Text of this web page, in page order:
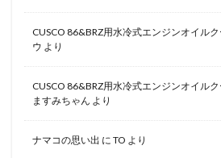
CUSCO 86&BRZ用水冷式エンジンオイル
ウ より
CUSCO 86&BRZ用水冷式エンジンオイル
ますみちゃん より
ナマコの思い出 に TO より